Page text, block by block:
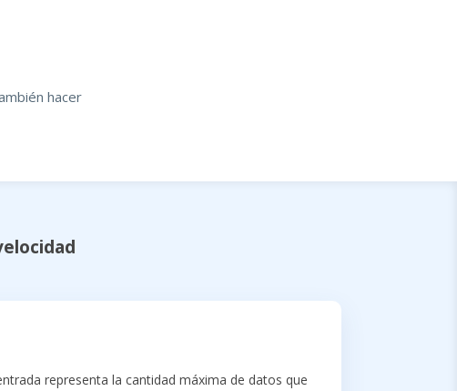
hacer
representa la cantidad máxima de datos que